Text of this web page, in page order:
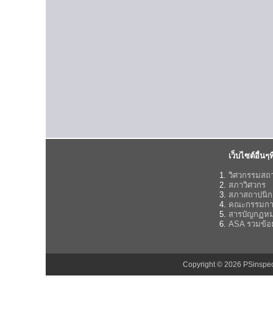
เว็บไซต์อื่นๆ
วิศวกรรมสถ
สภาวิศวกร
สภาสถาปนิก
คณะกรรมก
สารบัญกฏห
ASA รวมข้
Copyright © 2026